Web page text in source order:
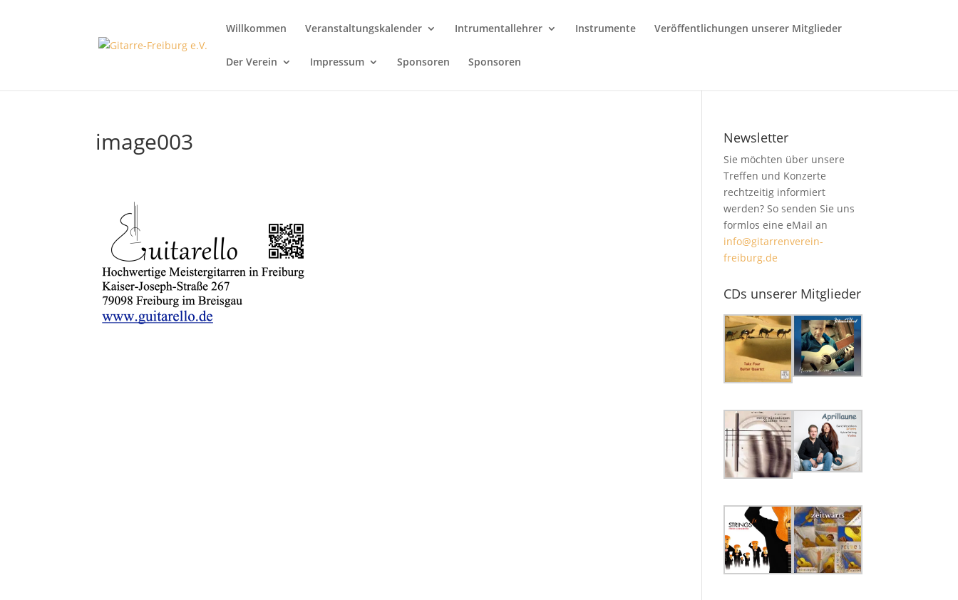
Willkommen Veranstaltungskalender Intrumentallehrer Instrumente Veröffentlichungen unserer Mitglieder
Der Verein Impressum Sponsoren Sponsoren
image003 Newsletter
Sie möchten über unsere
Treffen und Konzerte
rechtzeitig informiert
werden? So senden Sie uns
formlos eine eMail an
info@gitarrenverein-
freiburg.de
CDs unserer Mitglieder